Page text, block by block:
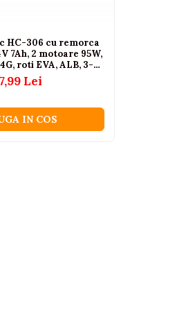
HC-306 cu remorca
7Ah, 2 motoare 95W,
roti EVA, ALB, 3-6
Lei
IN COS